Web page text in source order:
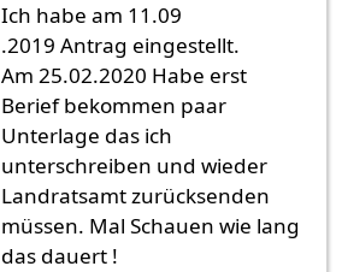
Ich habe am 11.09
.2019 Antrag eingestellt.
Am 25.02.2020 Habe erst
Berief bekommen paar
Unterlage das ich
unterschreiben und wieder
Landratsamt zurücksenden
müssen. Mal Schauen wie lang
das dauert !